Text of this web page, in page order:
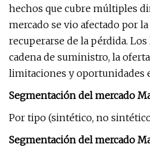
hechos que cubre múltiples
mercado se vio afectado por
recuperarse de la pérdida.
cadena de suministro, la
limitaciones y oportunidades
Segmentación del mercado
Por tipo (sintético, no
Segmentación del mercado